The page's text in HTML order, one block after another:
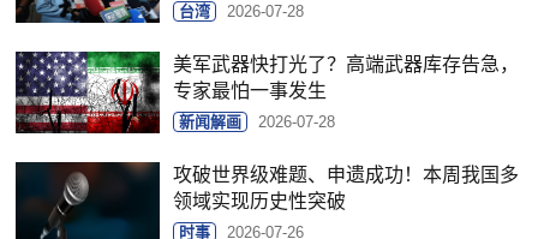
台湾 2026-07-28
美军武器快打光了？高端武器库存告急，
专家最怕一事发生
新闻解画 2026-07-28
攻破世界级难题、申遗成功！本周我国多
领域实现历史性突破
时事 2026-07-26